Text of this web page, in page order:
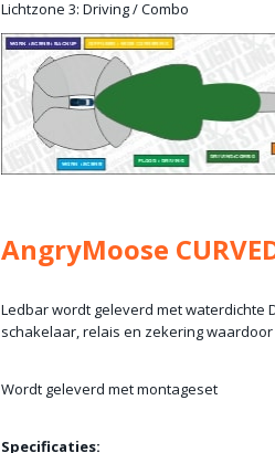
Lichtzone 3: Driving / Combo
AngryMoose
Ledbar wordt geleverd met waterdichte
schakelaar, relais en zekering
Wordt geleverd met montageset
Specificaties: